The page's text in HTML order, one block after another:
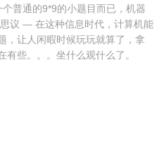
普通的9*9的小题目而已，机器
议 — 在这种信息时代，计算机能
，让人闲暇时候玩玩就算了，拿
些。。。坐什么观什么了。